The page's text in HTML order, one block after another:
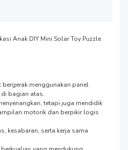
Anak DIY Mini Solar Toy Puzzle
bagian atas.
motorik dan berpikir logis